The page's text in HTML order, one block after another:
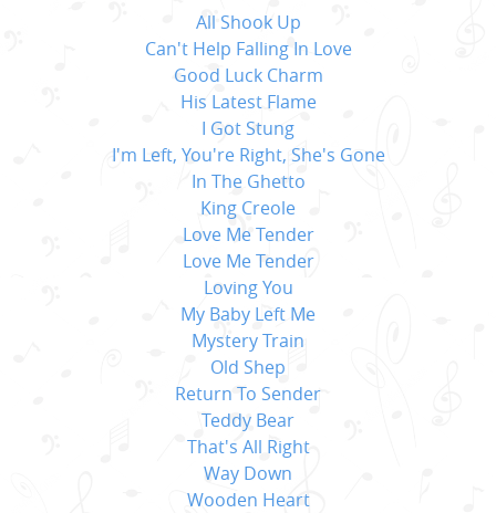
All Shook Up
Can't Help Falling In Love
Good Luck Charm
His Latest Flame
I Got Stung
I'm Left, You're Right, She's Gone
In The Ghetto
King Creole
Love Me Tender
Love Me Tender
Loving You
My Baby Left Me
Mystery Train
Old Shep
Return To Sender
Teddy Bear
That's All Right
Way Down
Wooden Heart